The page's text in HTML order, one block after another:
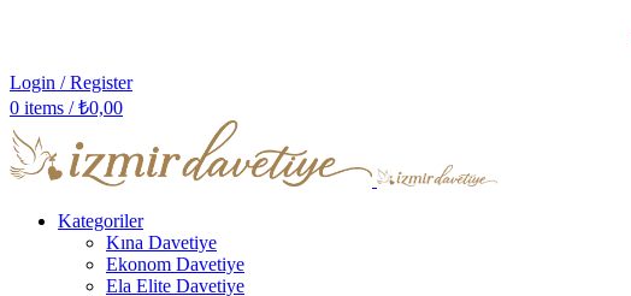
Login / Register
0 items / ₺0,00
Kategoriler
Kına Davetiye
Ekonom Davetiye
Ela Elite Davetiye